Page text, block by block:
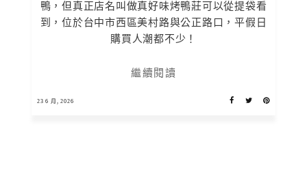
鴨，但真正店名叫做真好味烤鴨莊可以從提袋看
到，位於台中市西區美村路與公正路口，平假日
購買人潮都不少！
繼續閱讀
23 6 月, 2026